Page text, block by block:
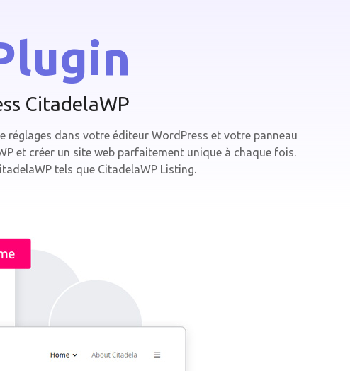
CitadelaWP
dans votre éditeur WordPress et votre panneau
et créer un site web parfaitement unique à chaque fois.
tels que CitadelaWP Listing.